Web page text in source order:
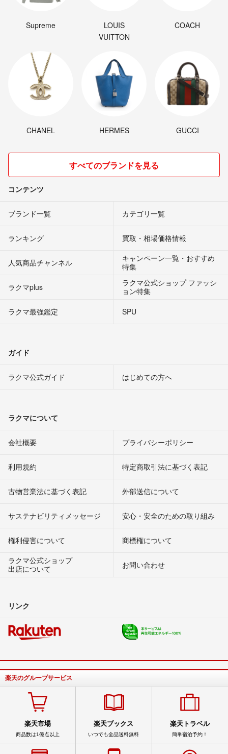
Supreme
LOUIS
VUITTON
COACH
CHANEL HERMES GUCCI
すべてのブランドを見る
コンテンツ
ブランド一覧 カテゴリ一覧
ランキング 買取・相場価格情報
人気商品チャンネル
キャンペーン一覧・おすすめ
特集
ラクマplus
ラクマ公式ショップ ファッシ
ョン特集
ラクマ最強鑑定
SPU
ガイド
ラクマ公式ガイド はじめての方へ
ラクマについて
会社概要 プライバシーポリシー
利用規約 特定商取引法に基づく表記
古物営業法に基づく表記 外部送信について
サステナビリティメッセージ 安心・安全のための取り組み
権利侵害について
商標権について
ラクマ公式ショップ
出店について
お問い合わせ
リンク
楽天のグループサービス
楽天市場
商品数は1億点以上
楽天ブックス
いつでも全品送料無料
楽天トラベル
簡単宿泊予約！